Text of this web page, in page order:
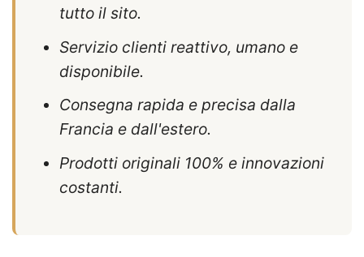
tutto il sito.
Servizio clienti reattivo, umano e
disponibile.
Consegna rapida e precisa dalla
Francia e dall'estero.
Prodotti originali 100% e innovazioni
costanti.